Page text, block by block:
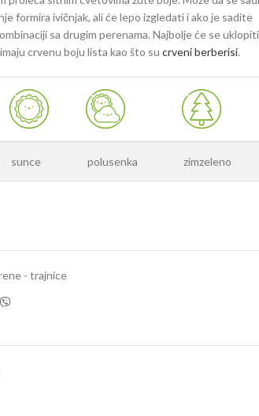
formira ivičnjak, ali će lepo izgledati i ako je sadite
sa drugim perenama. Najbolje će se uklopiti
crvenu boju lista kao što sucrveni berberisi.
sunce polusenka zimzeleno
- trajnice